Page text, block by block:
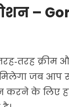
–
तरह क्रीम
जब आप
के लिए